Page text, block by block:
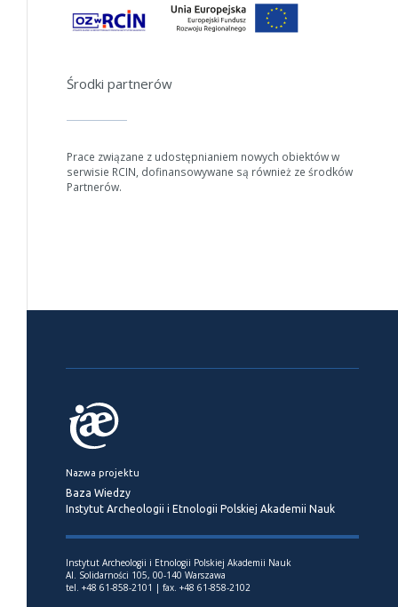
Środki partnerów
Prace związane z udostępnianiem nowych obiektów w
serwisie RCIN, dofinansowywane są również ze środków
Partnerów.
Nazwa projektu
Baza Wiedzy
Instytut Archeologii i Etnologii Polskiej Akademii Nauk
Instytut Archeologii i Etnologii Polskiej Akademii Nauk
Al. Solidarności 105, 00-140 Warszawa
tel. +48 61-858-2101 | fax. +48 61-858-2102